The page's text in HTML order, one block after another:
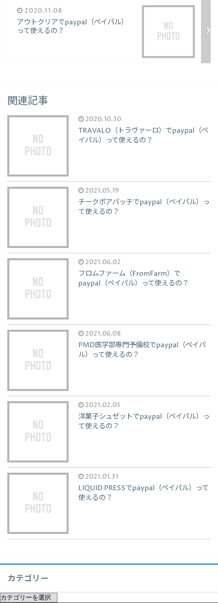
2020.11.08
アウトクリアでpaypal（ペイパル）
って使えるの？
関連記事
2020.10.30
TRAVALO（トラヴァーロ）でpaypal（ペ
イパル）って使えるの？
2021.05.19
チークポアパッチでpaypal（ペイパル）っ
て使えるの？
2021.06.02
フロムファーム（FromFarm）で
paypal（ペイパル）って使えるの？
2021.06.08
PMD医学部専門予備校でpaypal（ペイパ
ル）って使えるの？
2021.02.05
洋菓子シュゼットでpaypal（ペイパル）っ
て使えるの？
2021.01.31
LIQUID PRESSでpaypal（ペイパル）って
使えるの？
カテゴリー